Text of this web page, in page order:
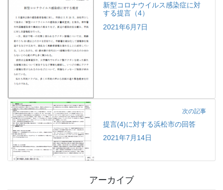
新型コロナウイルス感染症に対
する提言（4）
2021年6月7日
次の記事
提言(4)に対する浜松市の回答
2021年7月14日
アーカイブ